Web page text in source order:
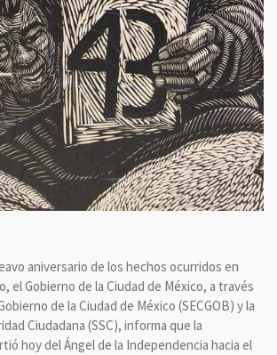
aniversario de los hechos ocurridos en
el Gobierno de la Ciudad de México, a través
de la Ciudad de México (SECGOB) y la
Ciudadana (SSC), informa que la
hoy del Ángel de la Independencia hacia el